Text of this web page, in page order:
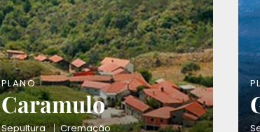
PLANO
Caramulo
Sepultura Cremação